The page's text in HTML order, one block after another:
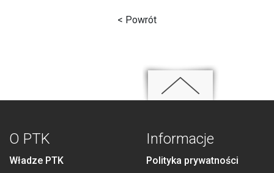
< Powrót
O PTK
Władze PTK
Informacje
Polityka prywatności